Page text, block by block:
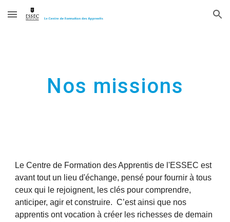
Skip to main content Skip to navigation
Nos missions
Le Centre de Formation des Apprentis de l'ESSEC est
avant tout un lieu d'échange, pensé pour fournir à tous
ceux qui le rejoignent, les clés pour comprendre,
anticiper, agir et construire.  C’est ainsi que nos
apprentis ont vocation à créer les richesses de demain